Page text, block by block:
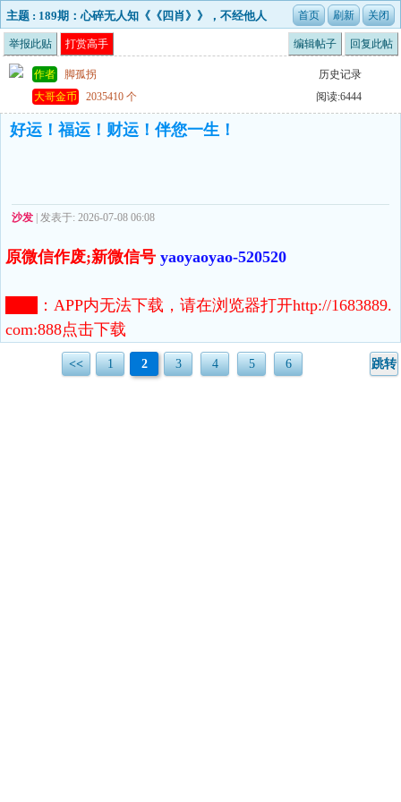
主题 : 189期：心碎无人知《《四肖》》，不经他人
苦，莫劝他人善
举报此贴 打赏高手 编辑帖子 回复此帖
作者 脚孤拐
历史记录
大哥金币
2035410 个 阅读:6444
好运！福运！财运！伴您一生！
沙发 | 发表于: 2026-07-08 06:08
原微信作废;新微信号 yaoyaoyao-520520
： APP内无法下载，请在浏览器打开http://1683889.
com:888点击下载
<< 1 2 3 4 5 6 跳转